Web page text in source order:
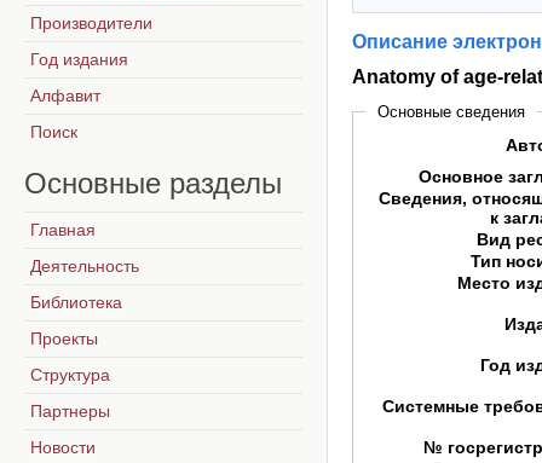
Описание
Anatomy of age-
Основные сведения
Основное
Сведения,
к
Вид
Тип
Место
Год
Системные
№
Производители
Год издания
Алфавит
Поиск
Основные разделы
Главная
Деятельность
Библиотека
Проекты
Структура
Партнеры
Новости